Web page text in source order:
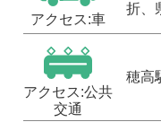
アクセス:車
折、
アクセス:公共
交通
穂高